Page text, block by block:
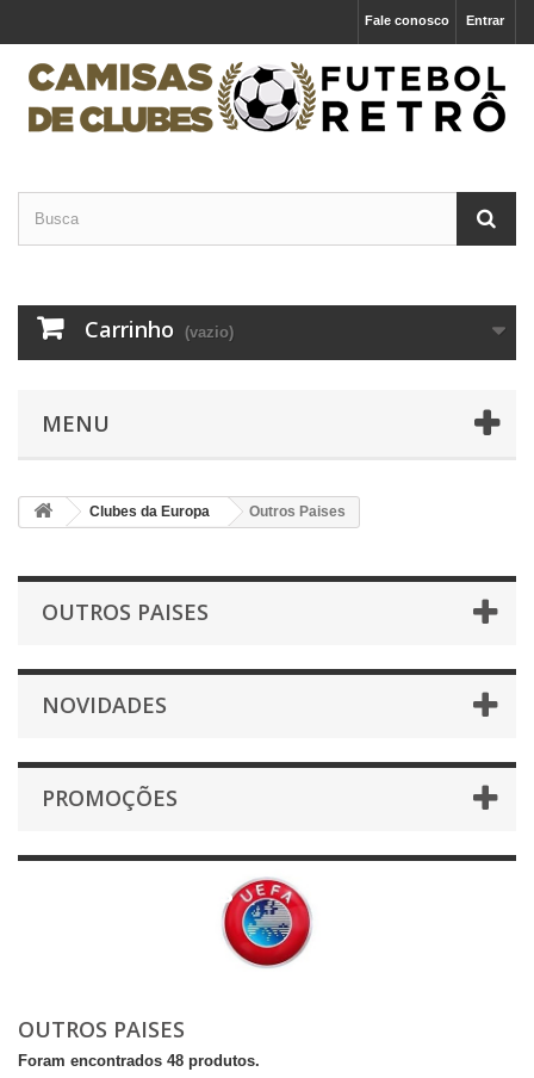
Entrar
Fale conosco
Carrinho (vazio)
MENU
Clubes da Europa Outros Paises
OUTROS PAISES
NOVIDADES
PROMOÇÕES
Outros Paises
OUTROS PAISES
Foram encontrados 48 produtos.